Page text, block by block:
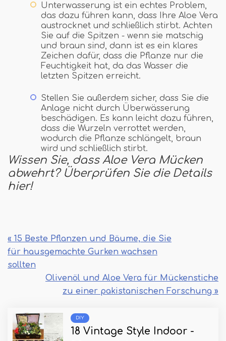
Unterwasserung ist ein echtes Problem,
das dazu führen kann, dass Ihre Aloe Vera
austrocknet und schließlich stirbt. Achten
Sie auf die Spitzen - wenn sie matschig
und braun sind, dann ist es ein klares
Zeichen dafür, dass die Pflanze nur die
Feuchtigkeit hat, da das Wasser die
letzten Spitzen erreicht.
Stellen Sie außerdem sicher, dass Sie die
Anlage nicht durch Überwässerung
beschädigen. Es kann leicht dazu führen,
dass die Wurzeln verrottet werden,
wodurch die Pflanze schlängelt, braun
wird und schließlich stirbt.
Wissen Sie, dass Aloe Vera Mücken
abwehrt? Überprüfen Sie die Details
hier!
« 15 Beste Pflanzen und Bäume, die Sie
für hausgemachte Gurken wachsen
sollten
Olivenöl und Aloe Vera für Mückenstiche
zu einer pakistanischen Forschung »
DIY
18 Vintage Style Indoor -